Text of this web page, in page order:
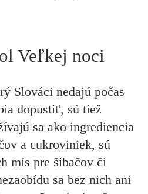
Veľkej noci
Slováci nedajú počas
dopustiť, sú tiež
sa ako ingrediencia
a cukroviniek, sú
mís pre šibačov či
sa bez nich ani